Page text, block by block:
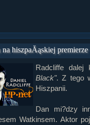
na hiszpaĂąskiej
Radcliffe dalej
Black". Z tego
Hiszpanii.
Dan mi?dzy
Watkinsem. Aktor